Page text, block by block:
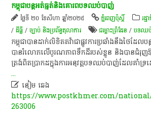
កម្ពុជា​បន្ត​អត់​ធ្មត់​និង​គោរព​បទ​ឈប់បាញ់
ថ្ងៃទី ២០ ខែសីហា ឆ្នាំ២០២៥ ភ្នំពេញប៉ុស្តិ៍ រដ្
/ដីធ្លី /ច្បាប់ និងប្រព័ន្ធតុលាការ ជម្លោះព្រំដែន /បទ​ឈ
កម្ពុជា​បាន​ដាក់​លិខិតតវ៉ា​ជា​ផ្លូវការ​ប្រឆាំង​នឹង​ថៃ​ដែល​ប
បាន​រំលោភ​លើ​បូរណភាព​ទឹកដី​របស់​ខ្លួន​ និង​បាន​ជំរុញ​ឱ្
ត្រង់​ពិតប្រាកដ​ក្នុង​ការ​អនុ​វត្តបទ​ឈប់​បាញ់​ដែល​គ
...
 នៀម ឆេង
https://www.postkhmer.com/national/
263006